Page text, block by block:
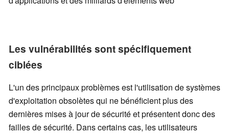
Les vulnérabilités sont spécifiquement
ciblées
L'un des principaux problèmes est l'utilisation de systèmes
d'exploitation obsolètes qui ne bénéficient plus des
dernières mises à jour de sécurité et présentent donc des
failles de sécurité. Dans certains cas, les utilisateurs